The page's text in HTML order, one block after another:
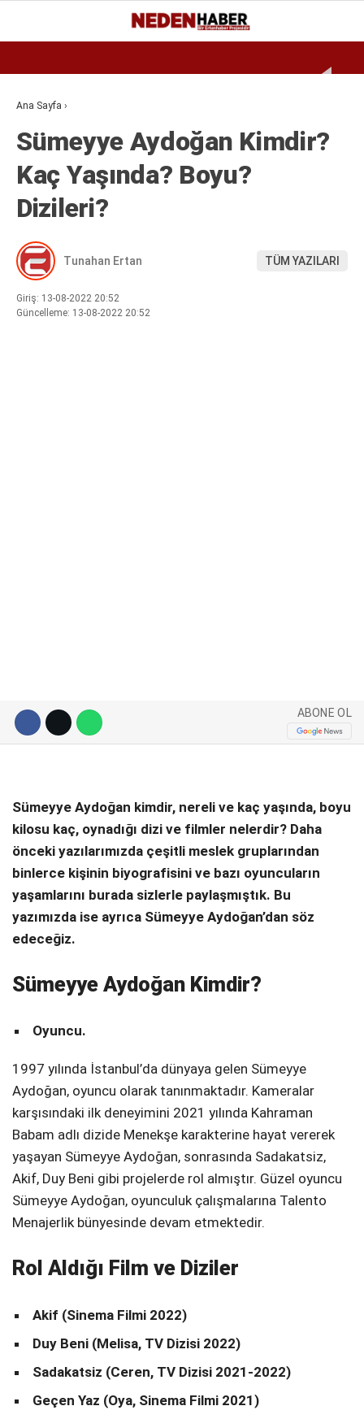
22.3
BURSA
EKONOMI
BIYOGRAFI
DÜNYA
MAGAZIN
SIYASET
Ana Sayfa ›
Sümeyye Aydoğan Kimdir?
Kaç Yaşında? Boyu?
Dizileri?
Tunahan Ertan TÜM YAZILARI
Giriş: 13-08-2022 20:52
Güncelleme: 13-08-2022 20:52
ABONE OL
Sümeyye Aydoğan kimdir, nereli ve kaç yaşında, boyu
kilosu kaç, oynadığı dizi ve filmler nelerdir? Daha
önceki yazılarımızda çeşitli meslek gruplarından
binlerce kişinin biyografisini ve bazı oyuncuların
yaşamlarını burada sizlerle paylaşmıştık. Bu
yazımızda ise ayrıca Sümeyye Aydoğan’dan söz
edeceğiz.
Sümeyye Aydoğan Kimdir?
Oyuncu.
1997 yılında İstanbul’da dünyaya gelen Sümeyye
Aydoğan, oyuncu olarak tanınmaktadır. Kameralar
karşısındaki ilk deneyimini 2021 yılında Kahraman
Babam adlı dizide Menekşe karakterine hayat vererek
yaşayan Sümeyye Aydoğan, sonrasında Sadakatsiz,
Akif, Duy Beni gibi projelerde rol almıştır. Güzel oyuncu
Sümeyye Aydoğan, oyunculuk çalışmalarına Talento
Menajerlik bünyesinde devam etmektedir.
Rol Aldığı Film ve Diziler
Akif (Sinema Filmi 2022)
Duy Beni (Melisa, TV Dizisi 2022)
Sadakatsiz (Ceren, TV Dizisi 2021-2022)
Geçen Yaz (Oya, Sinema Filmi 2021)